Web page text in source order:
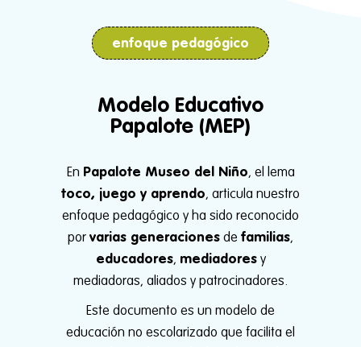
enfoque pedagógico
Modelo Educativo
Papalote (MEP)
En Papalote Museo del Niño, el lema
toco, juego y aprendo, articula nuestro
enfoque pedagógico y ha sido reconocido
por varias generaciones de familias,
educadores, mediadoresy
mediadoras, aliados y patrocinadores.
Este documento es un modelo de
educación no escolarizado que facilita el